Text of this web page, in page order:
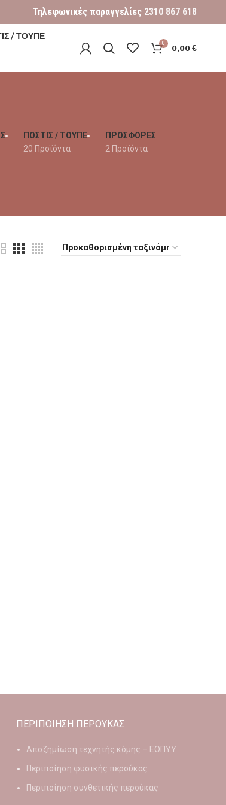
Τηλεφωνικές παραγγελίες 2310 867 618
/ ΤΟΥΠΕ
0 0,00€
ΠΟΣΤΙΣ / ΤΟΥΠΕ
20 Προϊόντα
ΠΡΟΣΦΟΡΕΣ
2 Προϊόντα
ΠΕΡΙΠΟΙΗΣΗ ΠΕΡΟΥΚΑΣ
Αποζημίωση τεχνητής κόμης – ΕΟΠΥΥ
Περιποίηση φυσικής περούκας
Περιποίηση συνθετικής περούκας